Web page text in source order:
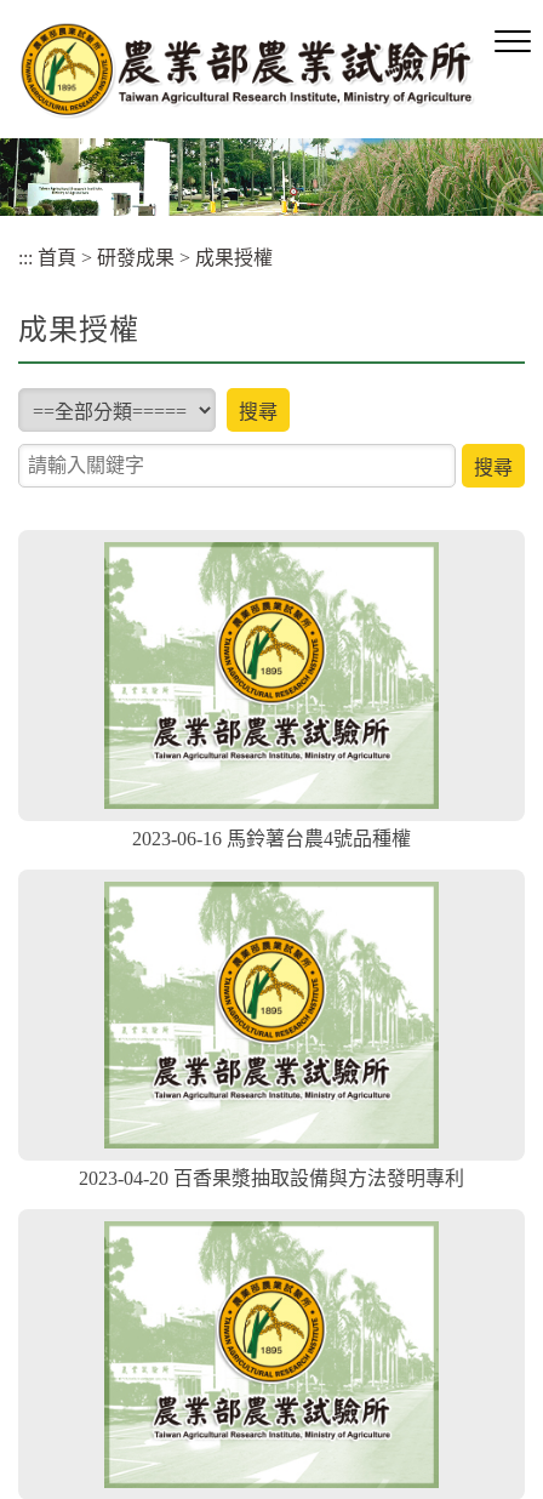
容
區
塊
::: 首頁 > 研發成果 > 成果授權
成果授權
type 搜尋
關鍵字查詢
2023-06-16 馬鈴薯台農4號品種權
2023-04-20 百香果漿抽取設備與方法發明專利